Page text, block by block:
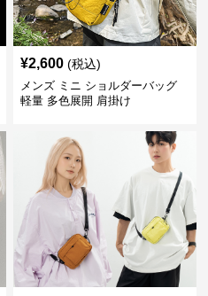
¥2,600 (税込)
メンズ ミニ ショルダーバッグ
軽量 多色展開 肩掛け